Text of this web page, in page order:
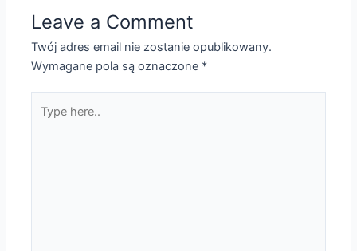
Leave a Comment
Twój adres email nie zostanie opublikowany.
Wymagane pola są oznaczone *
here..